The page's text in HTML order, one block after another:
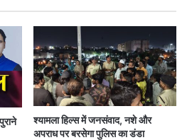
श्यामला हिल्स में जनसंवाद, नशे और
अपराध पर बरसेगा पुलिस का डंडा